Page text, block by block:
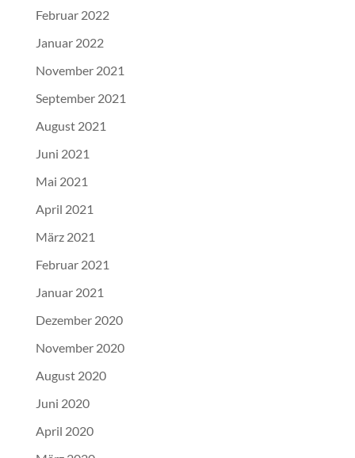
Februar 2022
Januar 2022
November 2021
September 2021
August 2021
Juni 2021
Mai 2021
April 2021
März 2021
Februar 2021
Januar 2021
Dezember 2020
November 2020
August 2020
Juni 2020
April 2020